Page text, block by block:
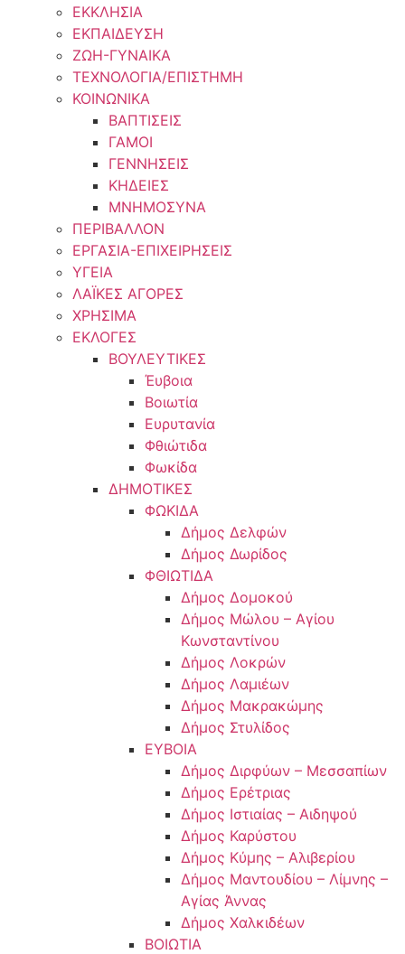
ΕΚΚΛΗΣΙΑ
ΕΚΠΑΙΔΕΥΣΗ
ΖΩΗ-ΓΥΝΑΙΚΑ
ΤΕΧΝΟΛΟΓΙΑ/ΕΠΙΣΤΗΜΗ
ΚΟΙΝΩΝΙΚΑ
ΒΑΠΤΙΣΕΙΣ
ΓΑΜΟΙ
ΓΕΝΝΗΣΕΙΣ
ΚΗΔΕΙΕΣ
ΜΝΗΜΟΣΥΝΑ
ΠΕΡΙΒΑΛΛΟΝ
ΕΡΓΑΣΙΑ-ΕΠΙΧΕΙΡΗΣΕΙΣ
ΥΓΕΙΑ
ΛΑΪΚΕΣ ΑΓΟΡΕΣ
ΧΡΗΣΙΜΑ
ΕΚΛΟΓΕΣ
ΒΟΥΛΕΥΤΙΚΕΣ
Έυβοια
Βοιωτία
Ευρυτανία
Φθιώτιδα
Φωκίδα
ΔΗΜΟΤΙΚΕΣ
ΦΩΚΙΔΑ
Δήμος Δελφών
Δήμος Δωρίδος
ΦΘΙΩΤΙΔΑ
Δήμος Δομοκού
Δήμος Μώλου – Αγίου
Κωνσταντίνου
Δήμος Λοκρών
Δήμος Λαμιέων
Δήμος Μακρακώμης
Δήμος Στυλίδος
ΕΥΒΟΙΑ
Δήμος Διρφύων – Μεσσαπίων
Δήμος Ερέτριας
Δήμος Ιστιαίας – Αιδηψού
Δήμος Καρύστου
Δήμος Κύμης – Αλιβερίου
Δήμος Μαντουδίου – Λίμνης –
Αγίας Άννας
Δήμος Χαλκιδέων
ΒΟΙΩΤΙΑ